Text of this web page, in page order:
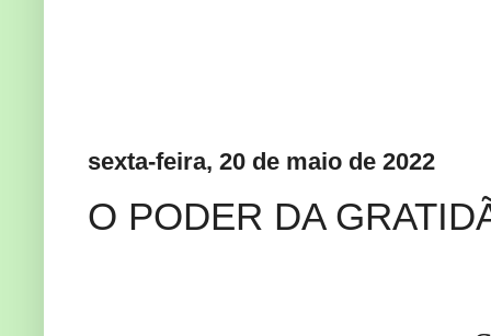
sexta-feira, 20 de maio de 2022
O PODER DA